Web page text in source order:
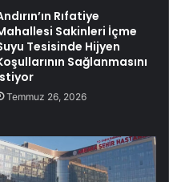
Rıfatiye
Sakinleri İçme
Tesisinde Hijyen
Sağlanmasını
Temmuz 26, 2026